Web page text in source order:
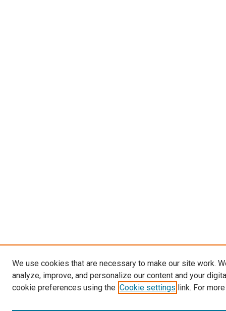
We use cookies that are necessary to make our site work.
analyze, improve, and personalize our content and your
cookie preferences using the Cookie settings link. For